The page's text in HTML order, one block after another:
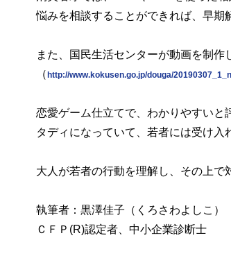
悩みを相談することができれば、早期
また、国民生活センターが動画を制作
（ http://www.kokusen.go.jp/douga/
恋愛ゲーム仕立てで、わかりやすいと
タディになっていて、若者には受け入
大人が若者の行動を理解し、その上で
執筆者：黒澤佳子（くろさわよしこ）
ＣＦＰ(R)認定者、中小企業診断士